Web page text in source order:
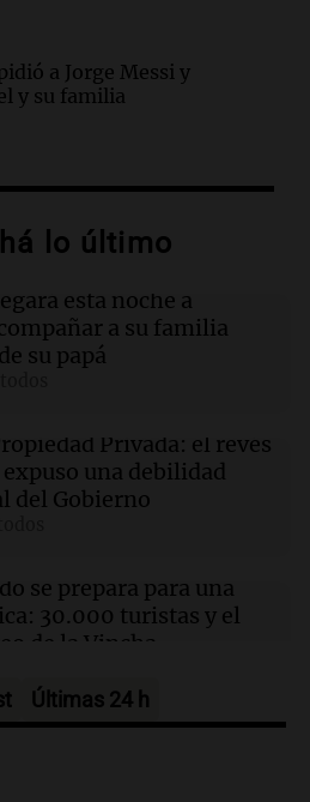
a Jorge Messi y
y su familia
de silencio y
y corazón”: Javkin
en Arroyito: hubo 22
le dejó un sentido mensaje a
de su papá
lo último
esta noche a
a su familia
su papá
Privada: el revés
una debilidad
del Gobierno
se prepara para una
30.000 turistas y el
de la Vincha
de Pourrain:
y nunca regresó"
Últimas 24 h